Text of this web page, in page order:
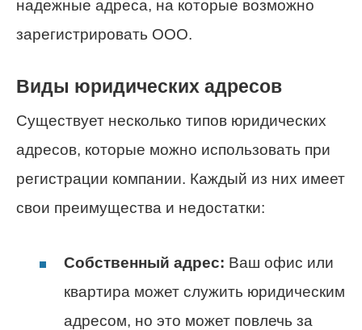
надежные адреса, на которые возможно
зарегистрировать ООО.
Виды юридических адресов
Существует несколько типов юридических
адресов, которые можно использовать при
регистрации компании. Каждый из них имеет
свои преимущества и недостатки:
Собственный адрес: Ваш офис или
квартира может служить юридическим
адресом, но это может повлечь за